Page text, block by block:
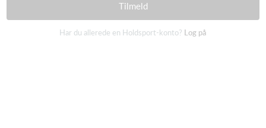
Tilmeld
Har du allerede en Holdsport-konto? Log på